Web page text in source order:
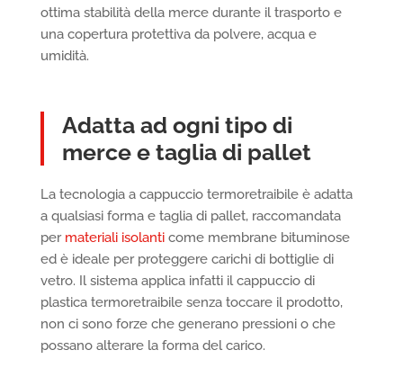
ottima stabilità della merce durante il trasporto e
una copertura protettiva da polvere, acqua e
umidità.
Adatta ad ogni tipo di
merce e taglia di pallet
La tecnologia a cappuccio termoretraibile è adatta
a qualsiasi forma e taglia di pallet, raccomandata
per materiali isolanticome membrane bituminose
ed è ideale per proteggere carichi di bottiglie di
vetro. Il sistema applica infatti il cappuccio di
plastica termoretraibile senza toccare il prodotto,
non ci sono forze che generano pressioni o che
possano alterare la forma del carico.